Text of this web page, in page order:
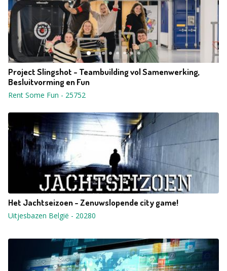
Project Slingshot - Teambuilding vol Samenwerking,
Besluitvorming en Fun
Rent Some Fun - 25752
Het Jachtseizoen - Zenuwslopende city game!
Uitjesbazen België - 20280